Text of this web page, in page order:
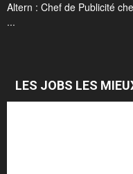
Altern : Chef de Publicité
...
LES JOBS LES